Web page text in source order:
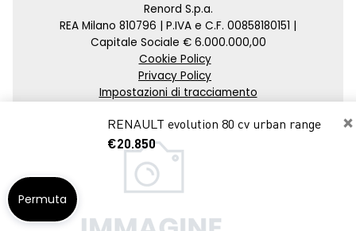
×
RENAULT evolution 80 cv urban range
€20.850
Renord S.p.a.
REA Milano 810796 | P.IVA e C.F. 00858180151 |
Capitale Sociale € 6.000.000,00
Cookie Policy
Privacy Policy
Impostazioni di tracciamento
Credits
Agenzia SEO
Permuta